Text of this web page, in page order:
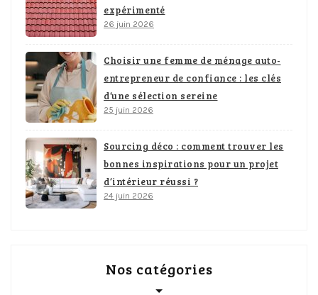
expérimenté
26 juin 2026
Choisir une femme de ménage auto-
entrepreneur de confiance : les clés
d’une sélection sereine
25 juin 2026
Sourcing déco : comment trouver les
bonnes inspirations pour un projet
d’intérieur réussi ?
24 juin 2026
Nos catégories